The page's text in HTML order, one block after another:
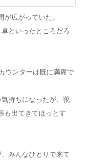
広がっていた。
といったところだろ
ウンターは既に満席で
持ちになったが、靴
も出てきてほっとす
みんなひとりで来て